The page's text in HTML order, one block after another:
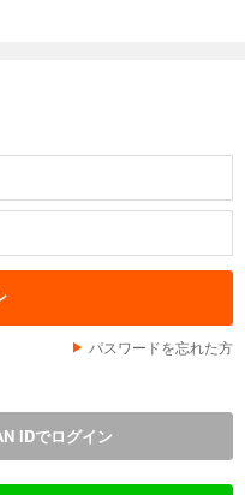
パスワードを忘れた方
IDでログイン